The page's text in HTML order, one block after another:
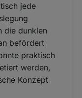
jede
die dunklen
befördert
praktisch
werden,
Konzept